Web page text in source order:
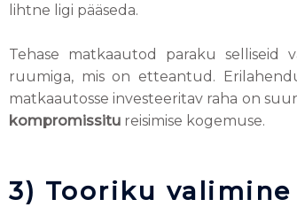
lihtne ligi pääseda.
Tehase matkaautod paraku selliseid
ruumiga, mis on etteantud.
matkaautosse investeeritav raha on
kompromissitu reisimise kogemuse.
3) Tooriku valimine